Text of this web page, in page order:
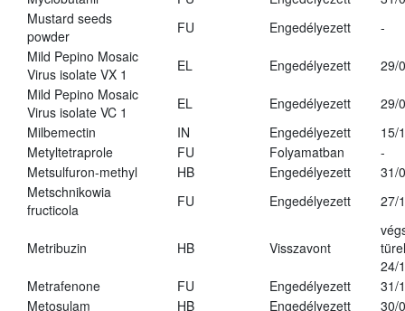
Mustard seeds
powder
FU Engedélyezett
-
Mild Pepino Mosaic
Virus isolate VX 1
EL Engedélyezett
29/
Mild Pepino Mosaic
Virus isolate VC 1
EL Engedélyezett
29/
Milbemectin
IN Engedélyezett
15/
Metyltetraprole
FU Folyamatban
-
Metsulfuron-methyl
HB Engedélyezett
31/
Metschnikowia
fructicola
FU Engedélyezett 27/
Metribuzin HB Visszavont
24/
Metrafenone
FU Engedélyezett
31/
Metosulam
HB Engedélyezett
30/